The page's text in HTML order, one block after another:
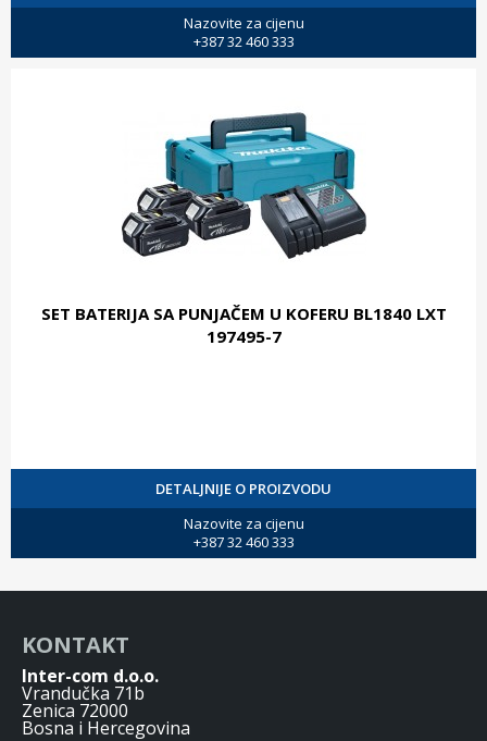
Nazovite za cijenu
+387 32 460 333
SET BATERIJA SA PUNJAČEM U KOFERU BL1840 LXT
197495-7
DETALJNIJE O PROIZVODU
Nazovite za cijenu
+387 32 460 333
KONTAKT
Inter-com d.o.o.
Vrandučka 71b
Zenica 72000
Bosna i Hercegovina